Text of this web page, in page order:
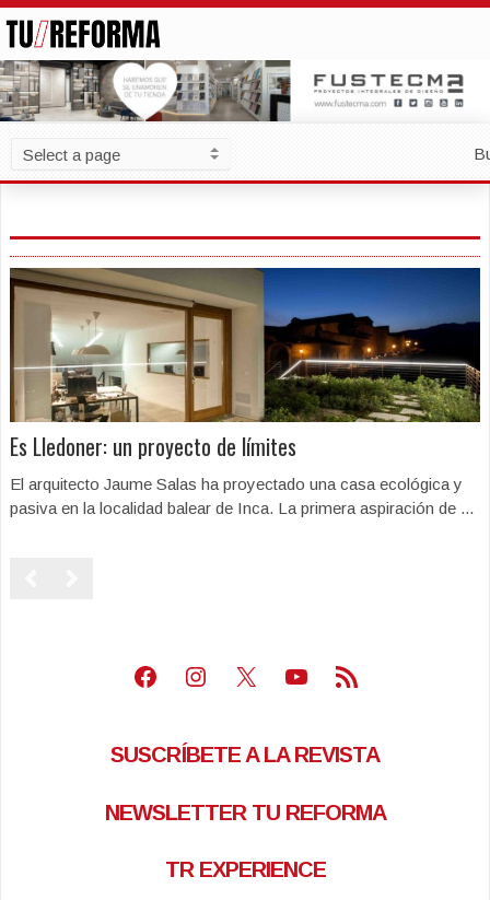
Es Lledoner: un proyecto de límites
El arquitecto Jaume Salas ha proyectado una casa ecológica y
pasiva en la localidad balear de Inca. La primera aspiración de ...
Facebook
Instagram
X Youtube
Feed RSS
SUSCRÍBETE A LA REVISTA
NEWSLETTER TU REFORMA
TR EXPERIENCE